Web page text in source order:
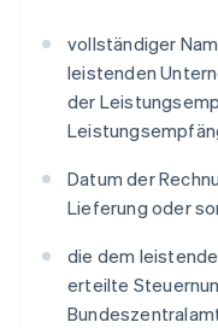
vollständiger
leistenden
der
Datum der
Lieferung oder
die dem
erteilte